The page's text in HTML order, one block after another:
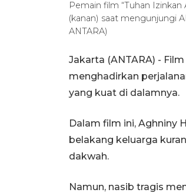
Pemain film “Tuhan
(kanan) saat mengunjungi
ANTARA)
Jakarta (ANTARA) -
menghadirkan
yang kuat di dalamnya.
Dalam film ini, Aghniny
belakang keluarga
dakwah.
Namun, nasib tragis